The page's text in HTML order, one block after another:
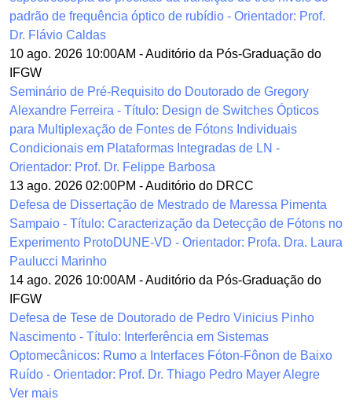
padrão de frequência óptico de rubídio - Orientador: Prof.
Dr. Flávio Caldas
10 ago. 2026 10:00AM -Auditório da Pós-Graduação do
IFGW
Seminário de Pré-Requisito do Doutorado de Gregory
Alexandre Ferreira - Título: Design de Switches Ópticos
para Multiplexação de Fontes de Fótons Individuais
Condicionais em Plataformas Integradas de LN -
Orientador: Prof. Dr. Felippe Barbosa
13 ago. 2026 02:00PM -Auditório do DRCC
Defesa de Dissertação de Mestrado de Maressa Pimenta
Sampaio - Título: Caracterização da Detecção de Fótons no
Experimento ProtoDUNE-VD - Orientador: Profa. Dra. Laura
Paulucci Marinho
14 ago. 2026 10:00AM -Auditório da Pós-Graduação do
IFGW
Defesa de Tese de Doutorado de Pedro Vinicius Pinho
Nascimento - Título: Interferência em Sistemas
Optomecânicos: Rumo a Interfaces Fóton-Fônon de Baixo
Ruído - Orientador: Prof. Dr. Thiago Pedro Mayer Alegre
Ver mais